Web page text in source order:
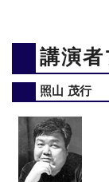
講演
照山 茂行